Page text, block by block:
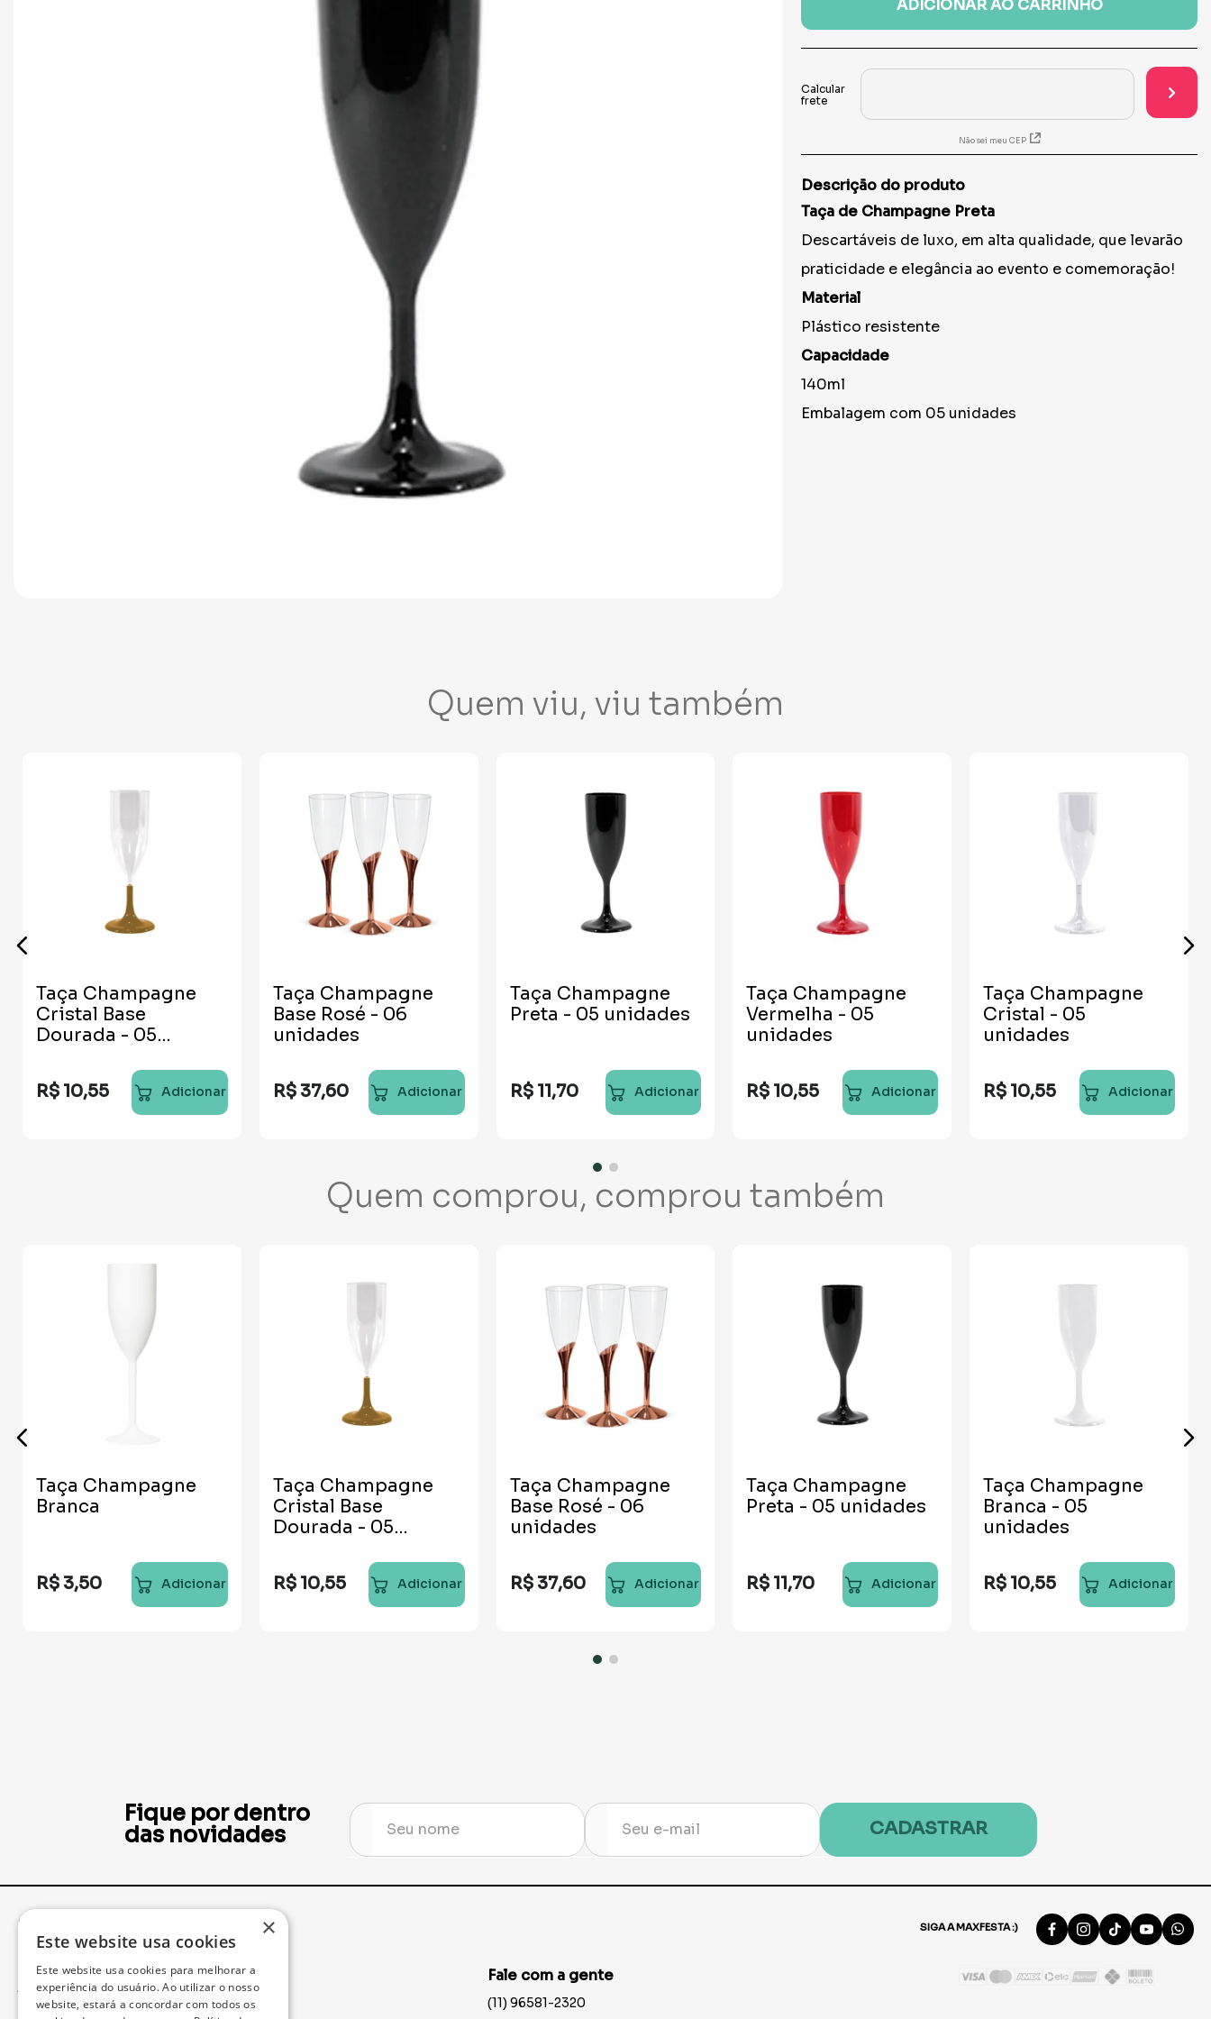
10
ADICIONAR AO CARRINHO
Não sei meu CEP
Descrição do produto
Taça de Champagne Preta
Descartáveis de luxo, em alta qualidade, que levarão
praticidade e elegância ao evento e comemoração!
Material
Plástico resistente
Capacidade
140ml
Embalagem com 05 unidades
Quem viu, viu também
Taça Champagne
Cristal Base
Dourada - 05
R$ 10,55 Adicionar
Taça Champagne
Base Rosé - 06
unidades
R$ 37,60 Adicionar
Taça Champagne
Preta - 05 unidades
R$ 11,70 Adicionar
Taça Champagne
Vermelha - 05
unidades
R$ 10,55 Adicionar
Taça Champagne
Cristal - 05
unidades
R$ 10,55 Adicionar
Quem comprou, comprou também
Taça Champagne
Branca
R$ 3,50 Adicionar
Taça Champagne
Cristal Base
Dourada - 05
R$ 10,55 Adicionar
Taça Champagne
Base Rosé - 06
unidades
R$ 37,60 Adicionar
Taça Champagne
Preta - 05 unidades
R$ 11,70 Adicionar
Taça Champagne
Branca - 05
unidades
R$ 10,55 Adicionar
Fique por dentro
das novidades
CADASTRAR
Institucional SIGA A MAXFESTA :)
Acompanhe seu Pedido
Fale com a gente
(11) 96581-2320
×
Este website usa cookies
Este website usa cookies para melhorar a
experiência do usuário. Ao utilizar o nosso
website, estará a concordar com todos os